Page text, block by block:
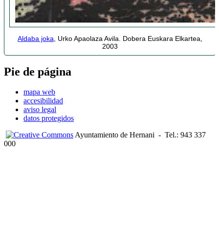
Aldaba joka , Urko Apaolaza Avila. Dobera Euskara Elkartea,
2003
Pie de página
mapa web
accesibilidad
aviso legal
datos protegidos
Ayuntamiento de Hernani - Tel.: 943 337
000